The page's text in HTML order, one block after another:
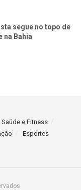
segue no topo de
na Bahia
Saúde e Fitness
Esportes